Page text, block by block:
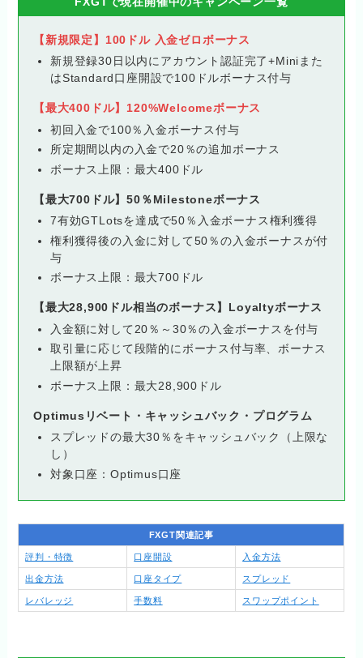
【新規限定】100ドル 入金ゼロボーナス
新規登録30日以内にアカウント認証完了+Miniまた
はStandard口座開設で100ドルボーナス付与
【最大400ドル】120%Welcomeボーナス
初回入金で100％入金ボーナス付与
所定期間以内の入金で20％の追加ボーナス
ボーナス上限：最大400ドル
【最大700ドル】50％Milestoneボーナス
7有効GTLotsを達成で50％入金ボーナス権利獲得
権利獲得後の入金に対して50％の入金ボーナスが付
与
ボーナス上限：最大700ドル
【最大28,900ドル相当のボーナス】Loyaltyボーナス
入金額に対して20％～30％の入金ボーナスを付与
取引量に応じて段階的にボーナス付与率、ボーナス
上限額が上昇
ボーナス上限：最大28,900ドル
Optimusリベート・キャッシュバック・プログラム
スプレッドの最大30％をキャッシュバック（上限な
し）
対象口座：Optimus口座
FXGT関連記事
評判・特徴 口座開設 入金方法
出金方法 口座タイプ スプレッド
レバレッジ 手数料 スワップポイント